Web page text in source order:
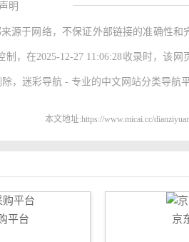
明
源于网络，不保证外部链接的准确性和
，在2025-12-27 11:06:28收录时，该网
，迷彩导航 - 专业的中文网站分类导航
本文地址:https://www.micai.cc/
平台 京